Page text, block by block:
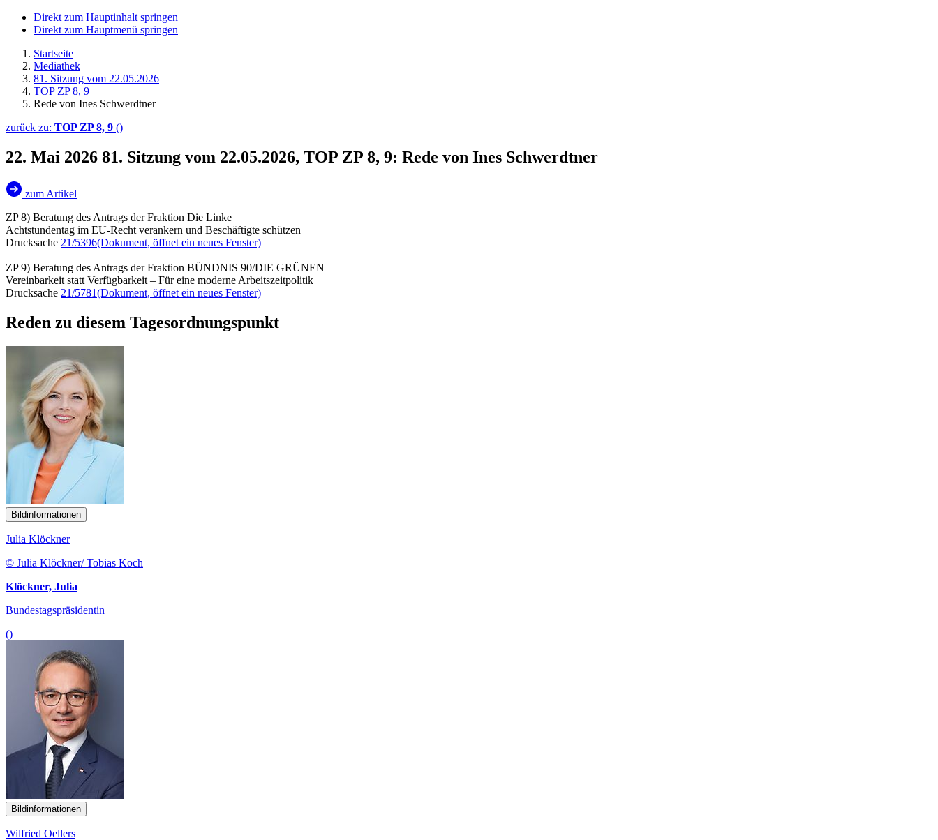
Direkt zum Hauptinhalt springen
Direkt zum Hauptmenü springen
Startseite
Mediathek
81. Sitzung vom 22.05.2026
TOP ZP 8, 9
Rede von Ines Schwerdtner
zurück zu: TOP ZP 8, 9 ()
22. Mai 2026 81. Sitzung vom 22.05.2026, TOP ZP 8, 9: Rede von Ines Schwerdtner
zum Artikel
ZP 8) Beratung des Antrags der Fraktion Die Linke
Achtstundentag im EU-Recht verankern und Beschäftigte schützen
Drucksache 21/5396(Dokument, öffnet ein neues Fenster)
ZP 9) Beratung des Antrags der Fraktion BÜNDNIS 90/DIE GRÜNEN
Vereinbarkeit statt Verfügbarkeit – Für eine moderne Arbeitszeitpolitik
Drucksache 21/5781(Dokument, öffnet ein neues Fenster)
Reden zu diesem Tagesordnungspunkt
Bildinformationen
Julia Klöckner
© Julia Klöckner/ Tobias Koch
Klöckner, Julia
Bundestagspräsidentin
()
Bildinformationen
Wilfried Oellers